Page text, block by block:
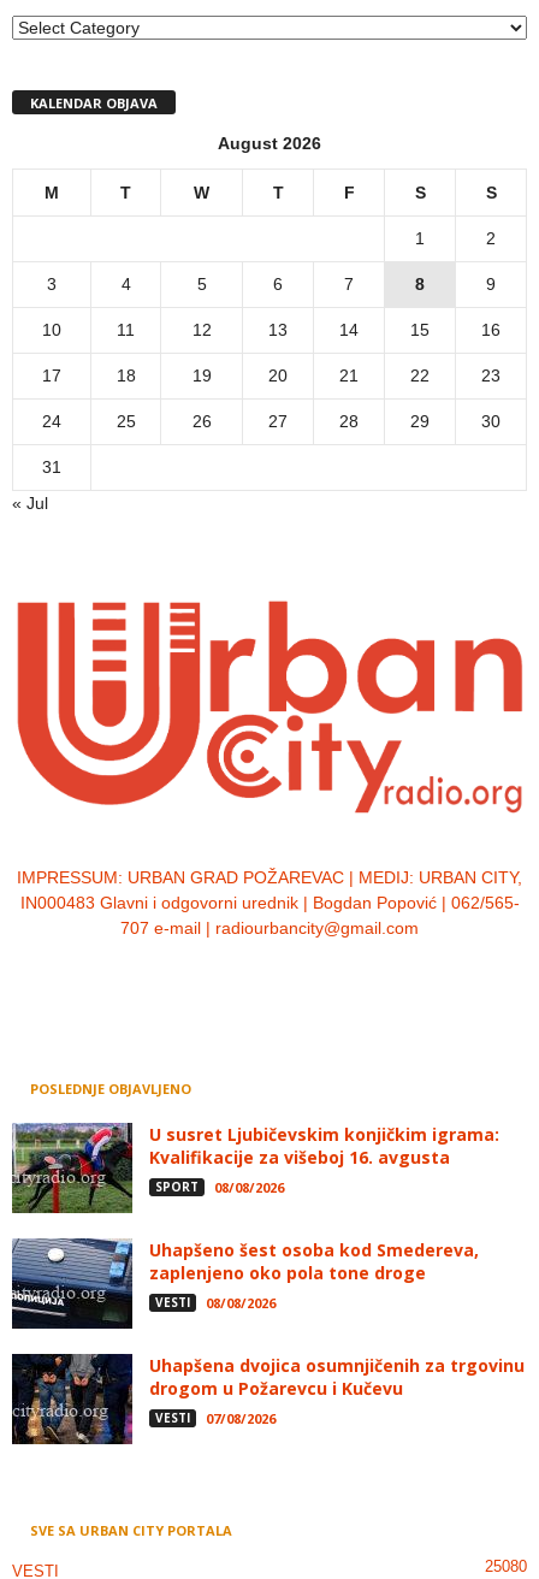
MENI
KALENDAR OBJAVA
August 2026
M T W T F S S
1 2
3 4 5 6 7 8 9
10 11 12 13 14 15 16
17 18 19 20 21 22 23
24 25 26 27 28 29 30
31
« Jul
IMPRESSUM: URBAN GRAD POŽAREVAC | MEDIJ: URBAN CITY,
IN000483 Glavni i odgovorni urednik | Bogdan Popović | 062/565-
707 e-mail | radiourbancity@gmail.com
POSLEDNJE OBJAVLJENO
U susret Ljubičevskim konjičkim igrama:
Kvalifikacije za višeboj 16. avgusta
SPORT 08/08/2026
Uhapšeno šest osoba kod Smedereva,
zaplenjeno oko pola tone droge
VESTI 08/08/2026
Uhapšena dvojica osumnjičenih za trgovinu
drogom u Požarevcu i Kučevu
VESTI 07/08/2026
SVE SA URBAN CITY PORTALA
VESTI 25080